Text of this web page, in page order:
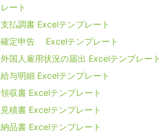
レート
支払調書 Excelテンプレート
確定申告 Excelテンプレート
外国人雇用状況の届出 Excelテンプレート
給与明細 Excelテンプレート
領収書 Excelテンプレート
見積書 Excelテンプレート
納品書 Excelテンプレート